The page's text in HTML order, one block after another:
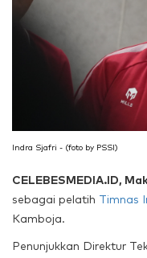
Indra Sjafri - (foto by PSSI)
CELEBESMEDIA.ID,
sebagai pelatih Timnas
Kamboja.
Penunjukkan Direktur